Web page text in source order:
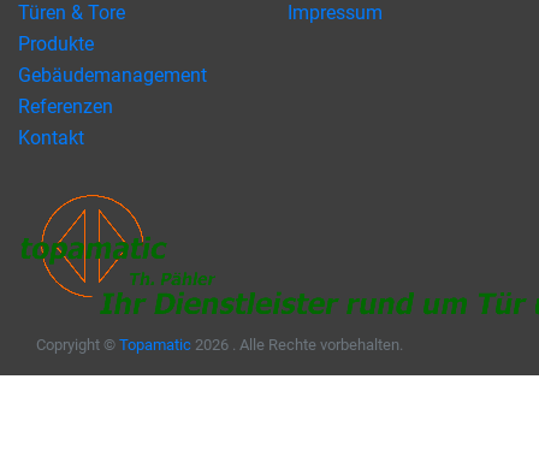
Türen & Tore
Produkte
Gebäudemanagement
Referenzen
Kontakt
Impressum
Copryight © Topamatic 2026 . Alle Rechte vorbehalten.